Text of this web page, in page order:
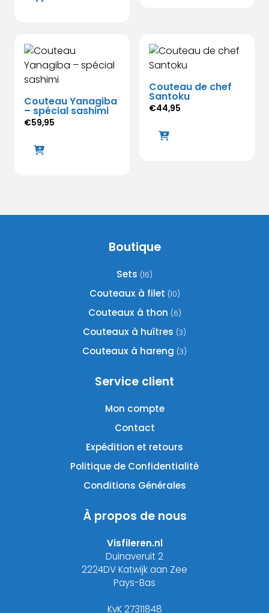
Couteau Yanagiba
– spécial sashimi
€59,95
Couteau de chef
Santoku
€44,95
Boutique
Sets (16)
Couteaux à filet (10)
Couteaux à thon (6)
Couteaux à huîtres (3)
Couteaux à hareng (3)
Service client
Mon compte
Contact
Expédition et retours
Politique de Confidentialité
Conditions Générales
À propos de nous
Visfileren.nl
Duinaveruit 2
2224DV Katwijk aan Zee
Pays-Bas
KvK 27311848